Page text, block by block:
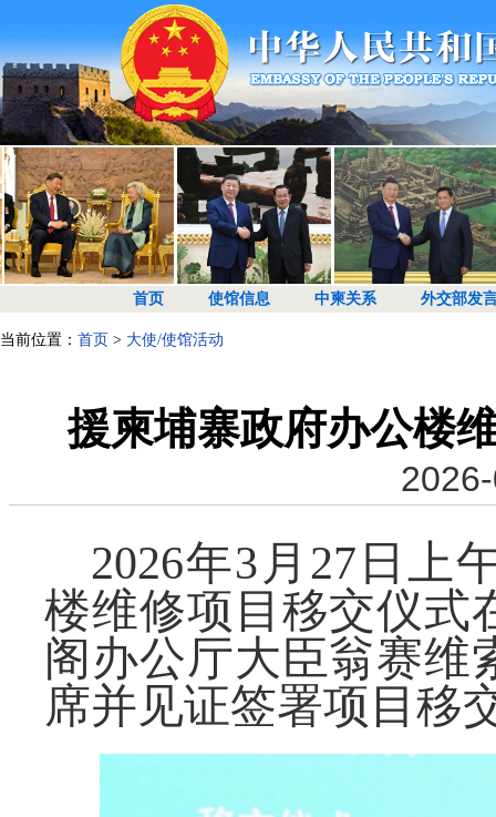
首页 使馆信息 中柬关系 外交部发
当前位置： 首页 > 大使/使馆活动
援柬埔寨政府办公楼
2026年3月27日上
楼维修项目移交仪式
阁办公厅大臣翁赛维
席并见证签署项目移